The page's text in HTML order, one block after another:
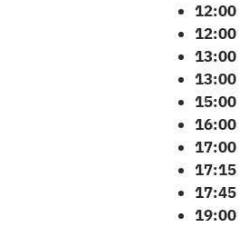
12:00
12:00
13:00
13:00
15:00
16:00
17:00
17:15
17:45
19:00